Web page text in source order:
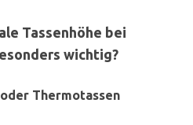
Tassenhöhe bei
wichtig?
Thermotassen